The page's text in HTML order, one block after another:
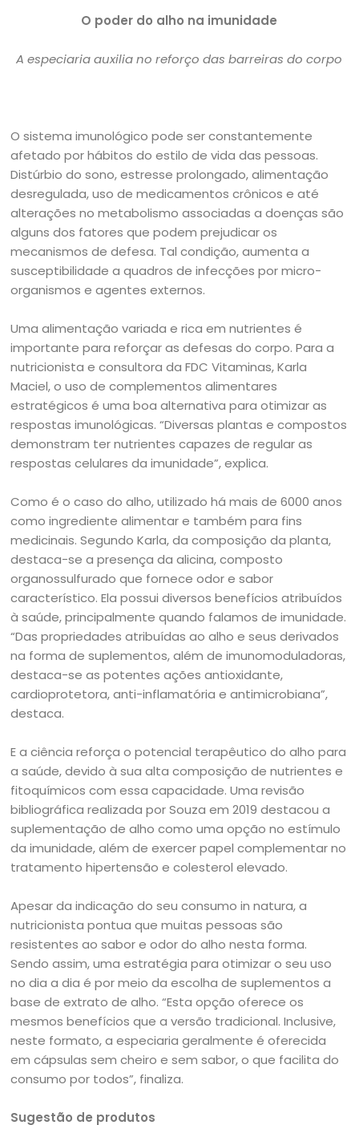
O poder do alho na imunidade
A especiaria auxilia no reforço das barreiras do corpo
O sistema imunológico pode ser constantemente
afetado por hábitos do estilo de vida das pessoas.
Distúrbio do sono, estresse prolongado, alimentação
desregulada, uso de medicamentos crônicos e até
alterações no metabolismo associadas a doenças são
alguns dos fatores que podem prejudicar os
mecanismos de defesa. Tal condição, aumenta a
susceptibilidade a quadros de infecções por micro-
organismos e agentes externos.
Uma alimentação variada e rica em nutrientes é
importante para reforçar as defesas do corpo. Para a
nutricionista e consultora da FDC Vitaminas, Karla
Maciel, o uso de complementos alimentares
estratégicos é uma boa alternativa para otimizar as
respostas imunológicas. “Diversas plantas e compostos
demonstram ter nutrientes capazes de regular as
respostas celulares da imunidade”, explica.
Como é o caso do alho, utilizado há mais de 6000 anos
como ingrediente alimentar e também para fins
medicinais. Segundo Karla, da composição da planta,
destaca-se a presença da alicina, composto
organossulfurado que fornece odor e sabor
característico. Ela possui diversos benefícios atribuídos
à saúde, principalmente quando falamos de imunidade.
“Das propriedades atribuídas ao alho e seus derivados
na forma de suplementos, além de imunomoduladoras,
destaca-se as potentes ações antioxidante,
cardioprotetora, anti-inflamatória e antimicrobiana”,
destaca.
E a ciência reforça o potencial terapêutico do alho para
a saúde, devido à sua alta composição de nutrientes e
fitoquímicos com essa capacidade. Uma revisão
bibliográfica realizada por Souza em 2019 destacou a
suplementação de alho como uma opção no estímulo
da imunidade, além de exercer papel complementar no
tratamento hipertensão e colesterol elevado.
Apesar da indicação do seu consumo in natura, a
nutricionista pontua que muitas pessoas são
resistentes ao sabor e odor do alho nesta forma.
Sendo assim, uma estratégia para otimizar o seu uso
no dia a dia é por meio da escolha de suplementos a
base de extrato de alho. “Esta opção oferece os
mesmos benefícios que a versão tradicional. Inclusive,
neste formato, a especiaria geralmente é oferecida
em cápsulas sem cheiro e sem sabor, o que facilita do
consumo por todos”, finaliza.
Sugestão de produtos